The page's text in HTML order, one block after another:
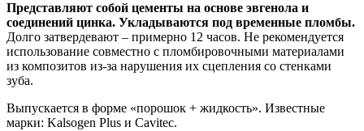
Представляют собой цементы на основе эвгенола и
соединений цинка. Укладываются под временные пломбы.
Долго затвердевают – примерно 12 часов. Не рекомендуется
использование совместно с пломбировочными материалами
из композитов из-за нарушения их сцепления со стенками
зуба.
Выпускается в форме «порошок + жидкость». Известные
марки: Kalsogen Plus и Cavitec.